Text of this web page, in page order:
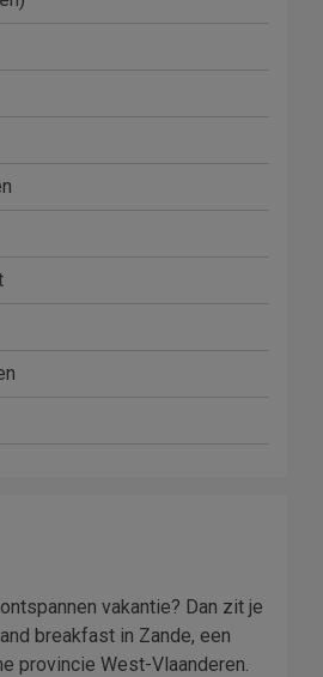
vakantie? Dan zit je
breakfast in Zande, een
provincie West-Vlaanderen.